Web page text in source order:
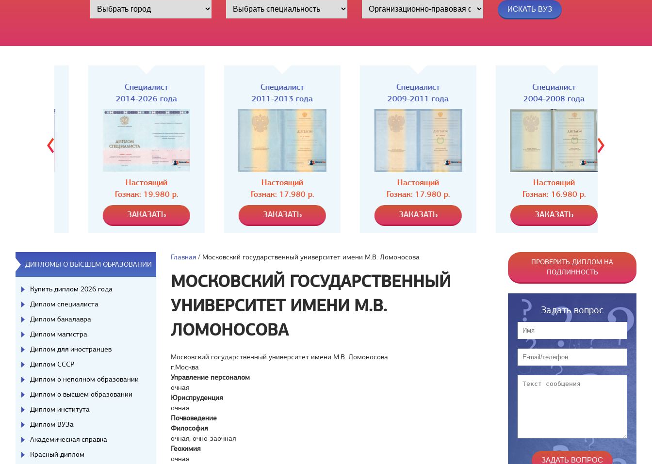
Специалист
2014-2026 года
Настоящий
Гознак: 19.980 р.
Специалист
2011-2013 года
Настоящий
Гознак: 17.980 р.
Специалист
2009-2011 года
Настоящий
Гознак: 17.980 р.
Специалист
2004-2008 года
Настоящий
Гознак: 16.980 р.
Главная / Московский государственный университет имени М.В. Ломоносова
МОСКОВСКИЙ ГОСУДАРСТВЕННЫЙ
УНИВЕРСИТЕТ ИМЕНИ М.В.
ЛОМОНОСОВА
Московский государственный университет имени М.В. Ломоносова
г.Москва
Управление персоналом
очная
Юриспруденция
очная
Почвоведение
Философия
очная, очно-заочная
Геохимия
очная
ДИПЛОМЫ О ВЫСШЕМ ОБРАЗОВАНИИ
Купить диплом 2026 года
Диплом специалиста
Диплом бакалавра
Диплом магистра
Диплом для иностранцев
Диплом СССР
Диплом о неполном образовании
Диплом о высшем образовании
Диплом института
Диплом ВУЗа
Академическая справка
Красный диплом
ПРОВЕРИТЬ ДИПЛОМ НА
ПОДЛИННОСТЬ
Задать вопрос